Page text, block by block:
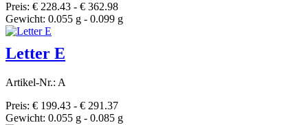
Preis: € 228.43 - € 362.98
Gewicht: 0.055 g - 0.099 g
Letter E
Artikel-Nr.: A
Preis: € 199.43 - € 291.37
Gewicht: 0.055 g - 0.085 g